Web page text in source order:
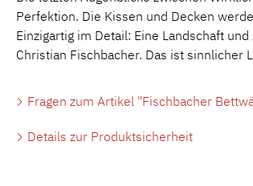
Perfektion. Die Kissen und Decken
Einzigartig im Detail: Eine Landschaft
Christian Fischbacher. Das ist sinnlicher
Fragen zum Artikel "Fischbacher
Details zur Produktsicherheit